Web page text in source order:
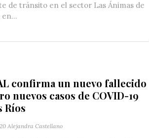
de tránsito en el sector Las Ánimas de
en...
confirma un nuevo fallecido
nuevos casos de COVID-19
Ríos
Alejandra Castellano